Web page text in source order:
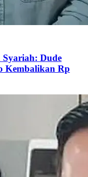
Dude
Kembalikan Rp